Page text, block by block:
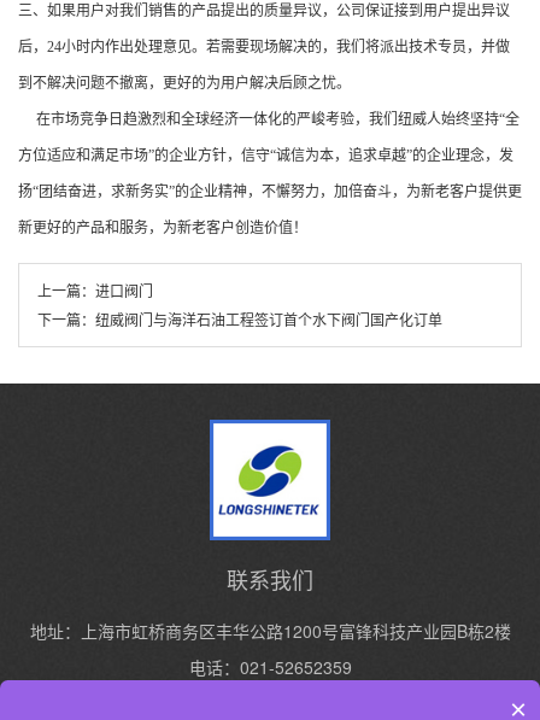
三、如果用户对我们销售的产品提出的质量异议，公司保证接到用户提出异议
后，24小时内作出处理意见。若需要现场解决的，我们将派出技术专员，并做
到不解决问题不撤离，更好的为用户解决后顾之忧。
在市场竞争日趋激烈和全球经济一体化的严峻考验，我们纽威人始终坚持“全
方位适应和满足市场”的企业方针，信守“诚信为本，追求卓越”的企业理念，发
扬“团结奋进，求新务实”的企业精神，不懈努力，加倍奋斗，为新老客户提供更
新更好的产品和服务，为新老客户创造价值！
上一篇： 进口阀门
下一篇： 纽威阀门与海洋石油工程签订首个水下阀门国产化订单
联系我们
地址：上海市虹桥商务区丰华公路1200号富锋科技产业园B栋2楼
电话：021-52652359
×